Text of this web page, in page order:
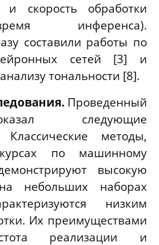
и скорость обработки
инференса).
составили работы по
сетей [3] и
тональности [8].
Проведенный
следующие
Классические методы,
по машинному
высокую
небольших наборах
низким
Их преимуществами
реализации и